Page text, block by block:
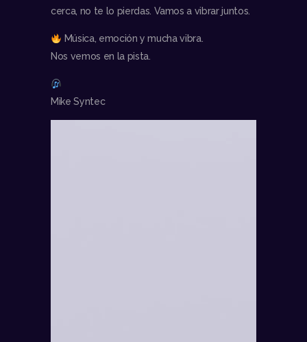
cerca, no te lo pierdas. Vamos a vibrar juntos.
Música, emoción y mucha vibra.
Nos vemos en la pista.
Mike Syntec